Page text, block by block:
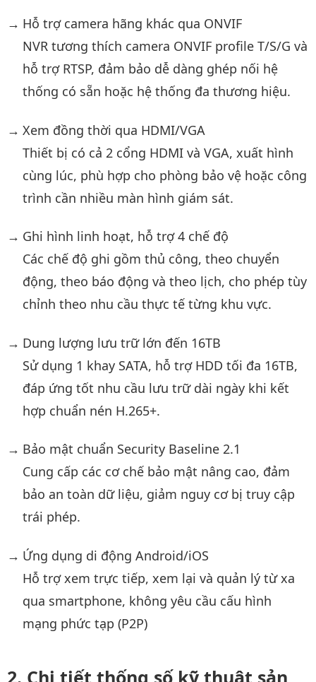
Hỗ trợ camera hãng khác qua ONVIF
NVR tương thích camera ONVIF profile T/S/G và
hỗ trợ RTSP, đảm bảo dễ dàng ghép nối hệ
thống có sẵn hoặc hệ thống đa thương hiệu.
Xem đồng thời qua HDMI/VGA
Thiết bị có cả 2 cổng HDMI và VGA, xuất hình
cùng lúc, phù hợp cho phòng bảo vệ hoặc công
trình cần nhiều màn hình giám sát.
Ghi hình linh hoạt, hỗ trợ 4 chế độ
Các chế độ ghi gồm thủ công, theo chuyển
động, theo báo động và theo lịch, cho phép tùy
chỉnh theo nhu cầu thực tế từng khu vực.
Dung lượng lưu trữ lớn đến 16TB
Sử dụng 1 khay SATA, hỗ trợ HDD tối đa 16TB,
đáp ứng tốt nhu cầu lưu trữ dài ngày khi kết
hợp chuẩn nén H.265+.
Bảo mật chuẩn Security Baseline 2.1
Cung cấp các cơ chế bảo mật nâng cao, đảm
bảo an toàn dữ liệu, giảm nguy cơ bị truy cập
trái phép.
Ứng dụng di động Android/iOS
Hỗ trợ xem trực tiếp, xem lại và quản lý từ xa
qua smartphone, không yêu cầu cấu hình
mạng phức tạp (P2P)
Chi tiết thống số kỹ thuật sản